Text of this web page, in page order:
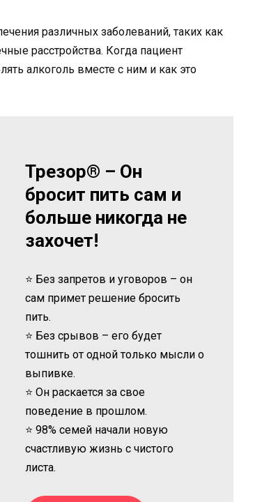
различных заболеваний, таких как
расстройства. Когда пациент
алкоголь вместе с ним и как это
Трезор® – Он
бросит пить сам и
больше никогда не
захочет!
⭐ Без запретов и уговоров – он
сам примет решение бросить
пить.
⭐ Без срывов – его будет
тошнить от одной только мысли о
выпивке.
⭐ Он раскается за свое
поведение в прошлом.
⭐ 98% семей начали новую
счастливую жизнь с чистого
листа.